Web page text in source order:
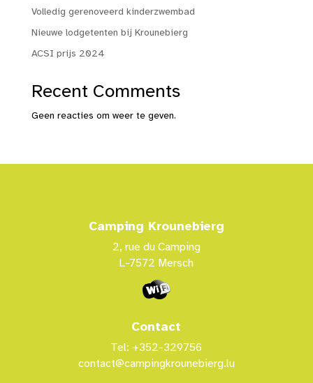
Volledig gerenoveerd kinderzwembad
Nieuwe lodgetenten bij Krounebierg
ACSI prijs 2024
Recent Comments
Geen reacties om weer te geven.
Camping Krounebierg
2, rue du Camping
L-7572 Mersch
Contact
Tel: +352-329756
contact@campingkrounebierg.lu